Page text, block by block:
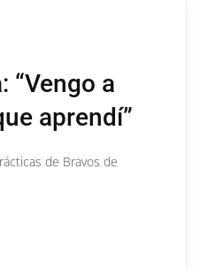
“Vengo a
aprendí”
de Bravos de